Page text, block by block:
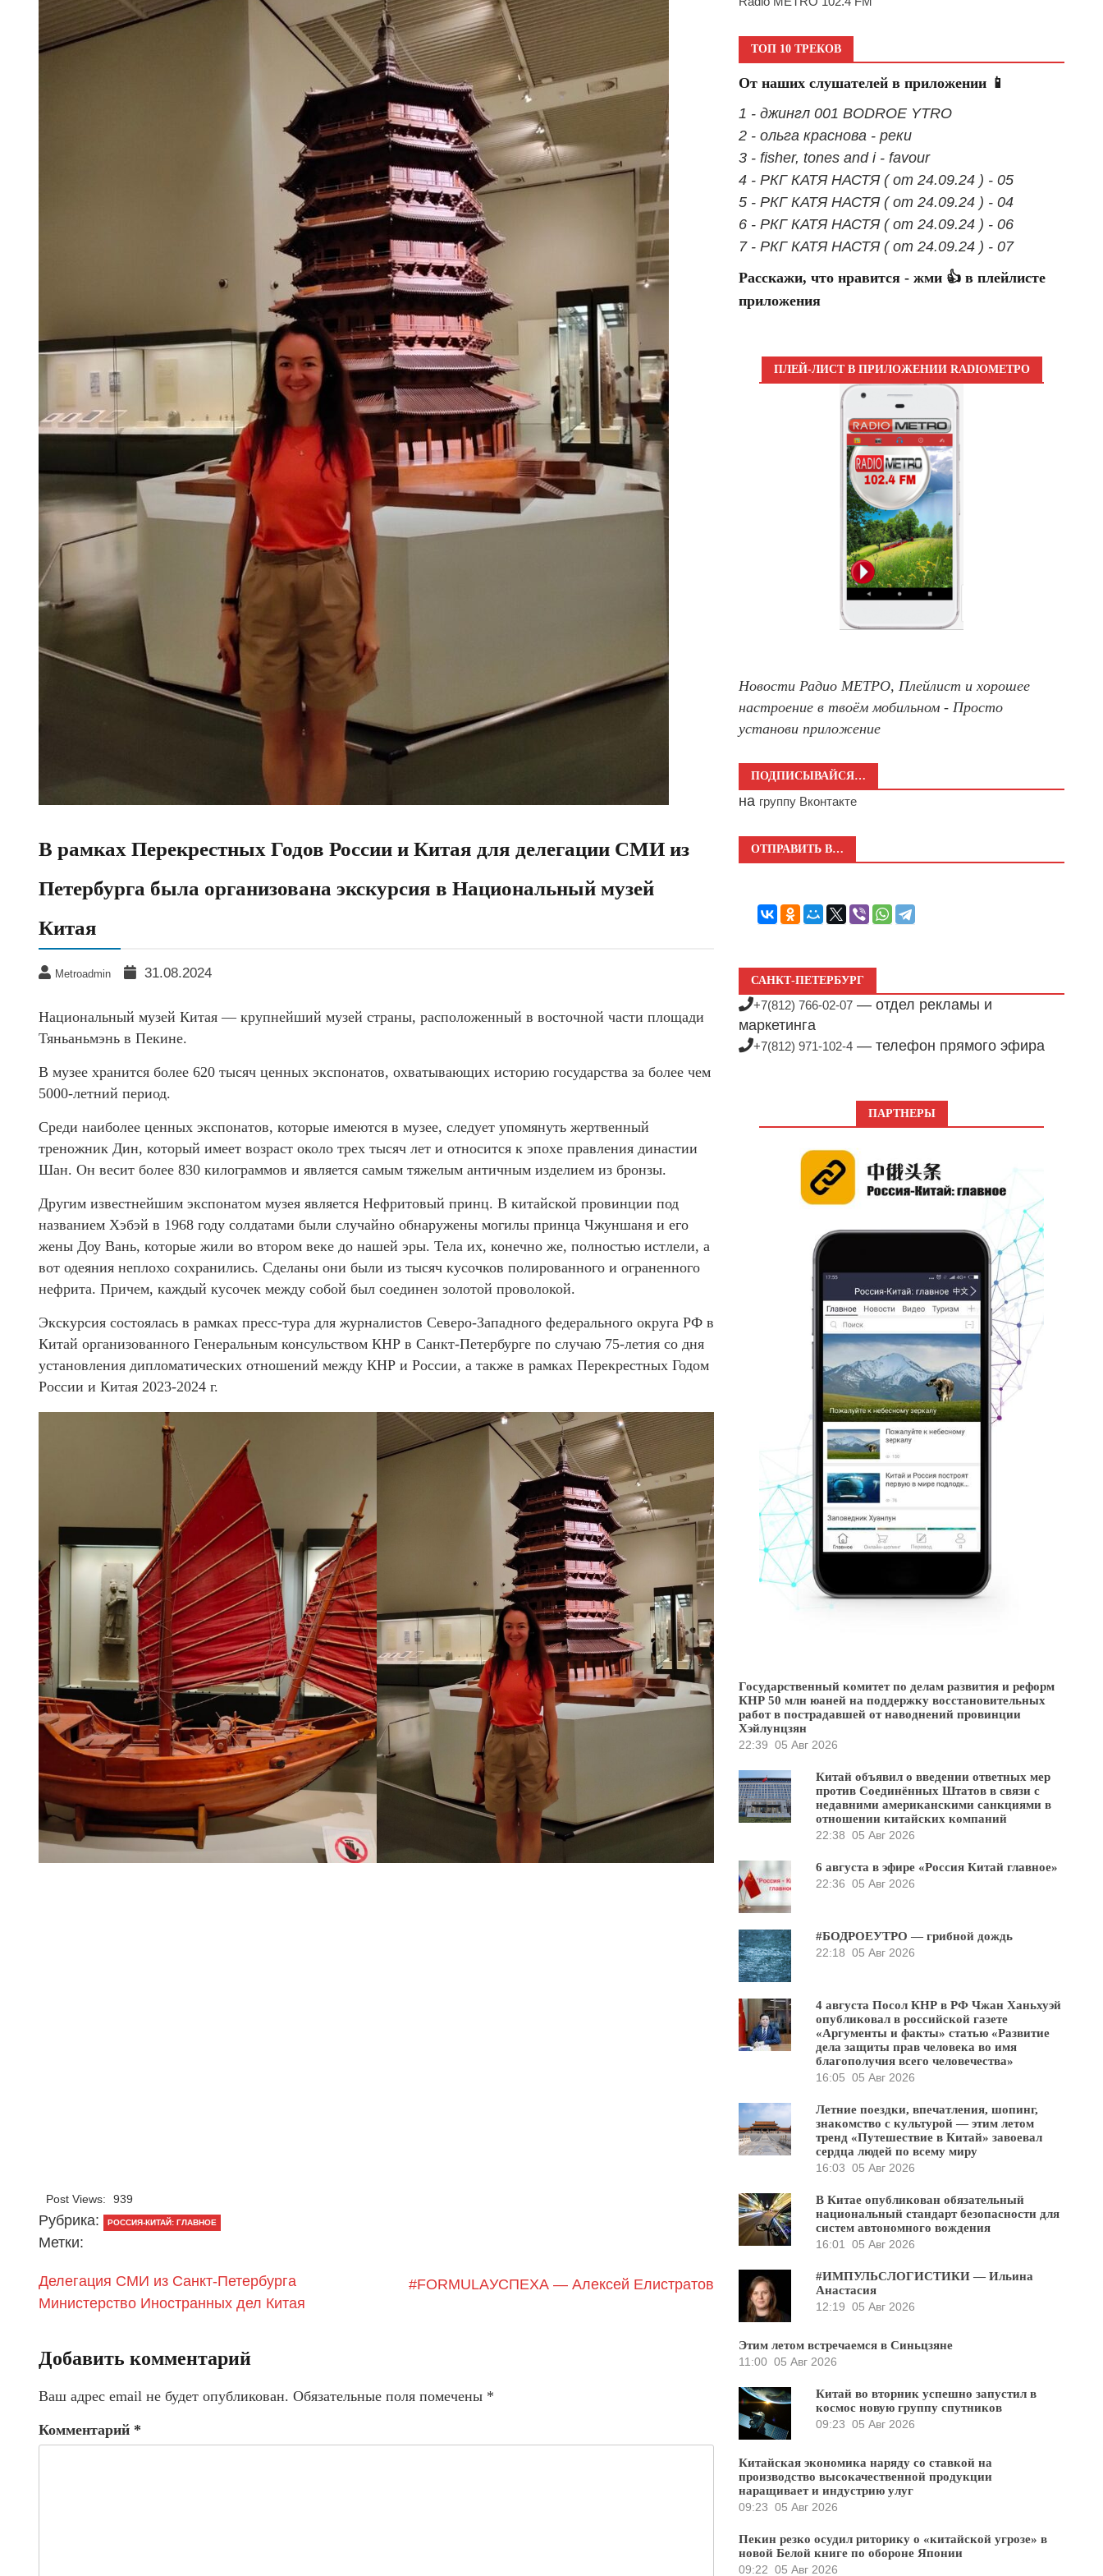
В рамках Перекрестных Годов России и Китая для делегации СМИ из
Петербурга была организована экскурсия в Национальный музей
Китая
Metroadmin 31.08.2024
Национальный музей Китая — крупнейший музей страны, расположенный в восточной части площади
Тяньаньмэнь в Пекине.
В музее хранится более 620 тысяч ценных экспонатов, охватывающих историю государства за более чем
5000-летний период.
Среди наиболее ценных экспонатов, которые имеются в музее, следует упомянуть жертвенный
треножник Дин, который имеет возраст около трех тысяч лет и относится к эпохе правления династии
Шан. Он весит более 830 килограммов и является самым тяжелым античным изделием из бронзы.
Другим известнейшим экспонатом музея является Нефритовый принц. В китайской провинции под
названием Хэбэй в 1968 году солдатами были случайно обнаружены могилы принца Чжуншаня и его
жены Доу Вань, которые жили во втором веке до нашей эры. Тела их, конечно же, полностью истлели, а
вот одеяния неплохо сохранились. Сделаны они были из тысяч кусочков полированного и ограненного
нефрита. Причем, каждый кусочек между собой был соединен золотой проволокой.
Экскурсия состоялась в рамках пресс-тура для журналистов Северо-Западного федерального округа РФ в
Китай организованного Генеральным консульством КНР в Санкт-Петербурге по случаю 75-летия со дня
установления дипломатических отношений между КНР и России, а также в рамках Перекрестных Годом
России и Китая 2023-2024 г.
Post Views: 939
Рубрика: РОССИЯ-КИТАЙ: ГЛАВНОЕ
Метки:
Делегация СМИ из Санкт-Петербурга
Министерство Иностранных дел Китая
#FORMULAУСПЕХА — Алексей Елистратов
Добавить комментарий
Ваш адрес email не будет опубликован. Обязательные поля помечены *
Комментарий *
ТОП 10 ТРЕКОВ
От наших слушателей в приложении 📱
1 - джингл 001 BODROE YTRO
2 - ольга краснова - реки
3 - fisher, tones and i - favour
4 - РКГ КАТЯ НАСТЯ ( от 24.09.24 ) - 05
5 - РКГ КАТЯ НАСТЯ ( от 24.09.24 ) - 04
6 - РКГ КАТЯ НАСТЯ ( от 24.09.24 ) - 06
7 - РКГ КАТЯ НАСТЯ ( от 24.09.24 ) - 07
Расскажи, что нравится - жми 👍 в плейлисте
приложения
ПЛЕЙ-ЛИСТ В ПРИЛОЖЕНИИ RADIOМЕТРО
Новости Радио МЕТРО, Плейлист и хорошее
настроение в твоём мобильном - Просто
установи приложение
ПОДПИСЫВАЙСЯ…
на группу Вконтакте
ОТПРАВИТЬ В…
САНКТ-ПЕТЕРБУРГ
+7(812) 766-02-07 — отдел рекламы и
маркетинга
+7(812) 971-102-4 — телефон прямого эфира
ПАРТНЕРЫ
Государственный комитет по делам развития и реформ
КНР 50 млн юаней на поддержку восстановительных
работ в пострадавшей от наводнений провинции
Хэйлунцзян
22:39 05 Авг 2026
Китай объявил о введении ответных мер
против Соединённых Штатов в связи с
недавними американскими санкциями в
отношении китайских компаний
22:38 05 Авг 2026
6 августа в эфире «Россия Китай главное»
22:36 05 Авг 2026
#БОДРОЕУТРО — грибной дождь
22:18 05 Авг 2026
4 августа Посол КНР в РФ Чжан Ханьхуэй
опубликовал в российской газете
«Аргументы и факты» статью «Развитие
дела защиты прав человека во имя
благополучия всего человечества»
16:05 05 Авг 2026
Летние поездки, впечатления, шопинг,
знакомство с культурой — этим летом
тренд «Путешествие в Китай» завоевал
сердца людей по всему миру
16:03 05 Авг 2026
В Китае опубликован обязательный
национальный стандарт безопасности для
систем автономного вождения
16:01
05 Авг 2026
#ИМПУЛЬСЛОГИСТИКИ — Ильина
Анастасия
12:19 05 Авг 2026
Этим летом встречаемся в Синьцзяне
11:00 05 Авг 2026
Китай во вторник успешно запустил в
космос новую группу спутников
09:23 05 Авг 2026
Китайская экономика наряду со ставкой на
производство высокачественной продукции
наращивает и индустрию улуг
09:23 05 Авг 2026
Пекин резко осудил риторику о «китайской угрозе» в
новой Белой книге по обороне Японии
09:22 05 Авг 2026